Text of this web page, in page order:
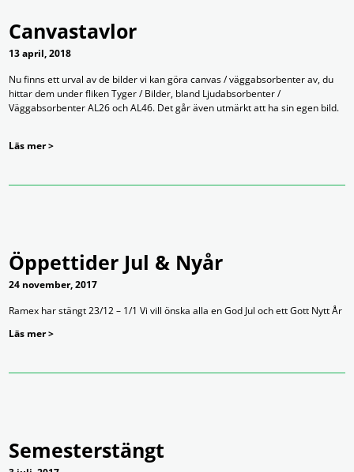
Canvastavlor
13 april, 2018
Nu finns ett urval av de bilder vi kan göra canvas / väggabsorbenter av, du
hittar dem under fliken Tyger / Bilder, bland Ljudabsorbenter /
Väggabsorbenter AL26 och AL46. Det går även utmärkt att ha sin egen bild.
Läs mer >
Öppettider Jul & Nyår
24 november, 2017
Ramex har stängt 23/12 – 1/1 Vi vill önska alla en God Jul och ett Gott Nytt År
Läs mer >
Semesterstängt